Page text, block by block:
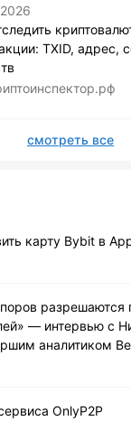
TXID, адрес,
смотреть все
карту Bybit в
разрешаются
— интервью с
аналитиком
OnlyP2P